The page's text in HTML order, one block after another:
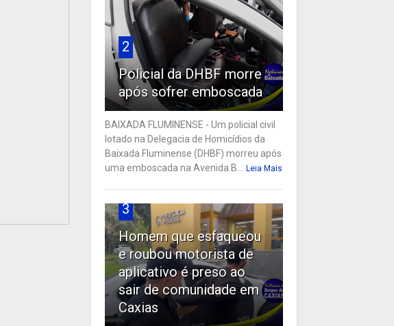
2
Policial da DHBF morre
após sofrer emboscada
BAIXADA FLUMINENSE - Um policial civil
lotado na Delegacia de Homicídios da
Baixada Fluminense (DHBF) morreu após
uma emboscada na Avenida B...
Leia Mais
3
Homem que esfaqueou
e roubou motorista de
aplicativo é preso ao
sair de comunidade em
Caxias